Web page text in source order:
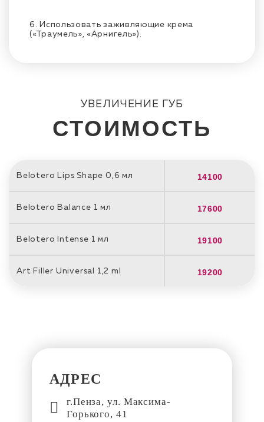
6. Использовать заживляющие крема
(«Траумель», «Арнигель»).
УВЕЛИЧЕНИЕ ГУБ
СТОИМОСТЬ
Belotero Lips Shape 0,6 мл 14100
Belotero Balance 1 мл 17600
Belotero Intense 1 мл 19100
Art Filler Universal 1,2 ml 19200
АДРЕС
г.Пенза,ул. Максима-
Горького, 41